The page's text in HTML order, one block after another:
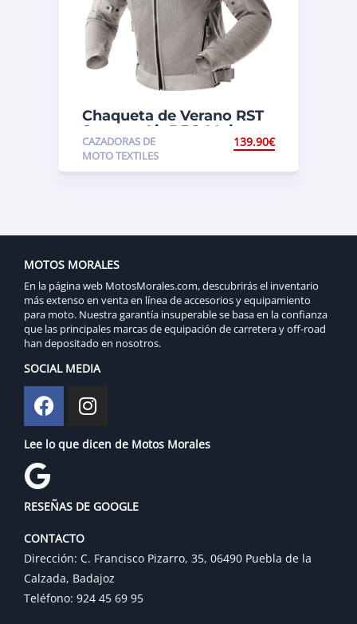
Chaqueta de Verano RST
Spectre Air D3O Mujer
CAZADORAS DE
MOTO TEXTILES
139.90€
MOTOS MORALES
En la página web MotosMorales.com, descubrirás el inventario
más extenso en venta en línea de accesorios y equipamiento
para moto. Nuestra garantía insuperable se basa en la confianza
que las principales marcas de equipación de carretera y off-road
han depositado en nosotros.
SOCIAL MEDIA
Lee lo que dicen de Motos Morales
RESEÑAS DE GOOGLE
CONTACTO
Dirección: C. Francisco Pizarro, 35, 06490 Puebla de la
Calzada, Badajoz
Teléfono: 924 45 69 95